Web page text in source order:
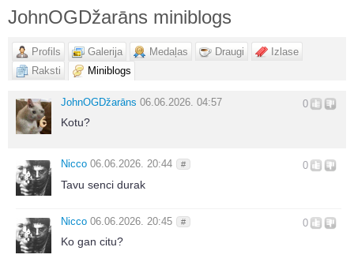
JohnOGDžarāns miniblogs
Profils Galerija Medaļas Draugi
Izlase
Raksti
Miniblogs
0
JohnOGDžarāns 06.06.2026. 04:57
Kotu?
0
Nicco 06.06.2026. 20:44 #
Tavu senci durak
0
Nicco 06.06.2026. 20:45 #
Ko gan citu?